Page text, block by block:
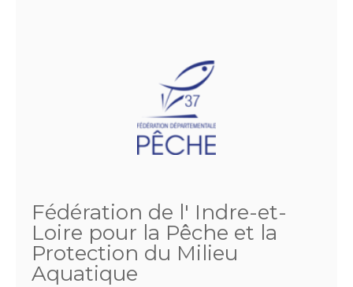
Fédération de l' Indre-et-
Loire pour la Pêche et la
Protection du Milieu
Aquatique